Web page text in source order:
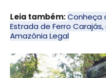
Leia também:Conheça
Estrada de Ferro
Amazônia Legal